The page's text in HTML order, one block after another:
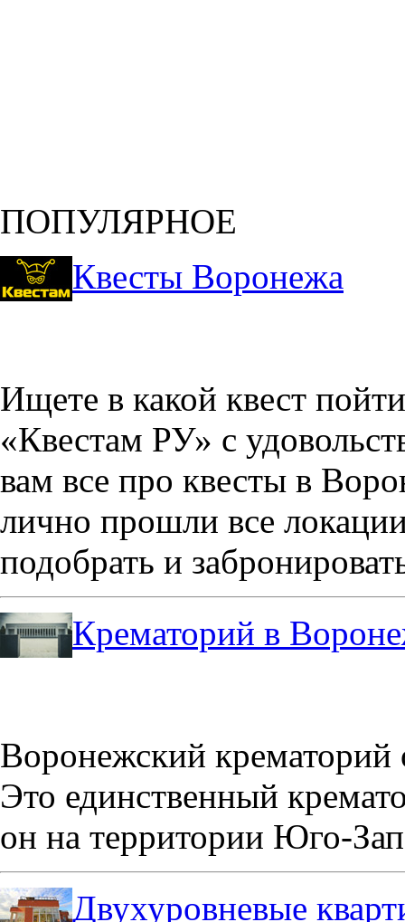
ПОПУЛЯРНОЕ
Квесты Воронежа
Ищете в какой квест
«Квестам РУ» с
вам все про квесты в
лично прошли все
подобрать и
Крематорий в
Воронежский крематорий
Это единственный
он на территории Юго-
Двухуровневые